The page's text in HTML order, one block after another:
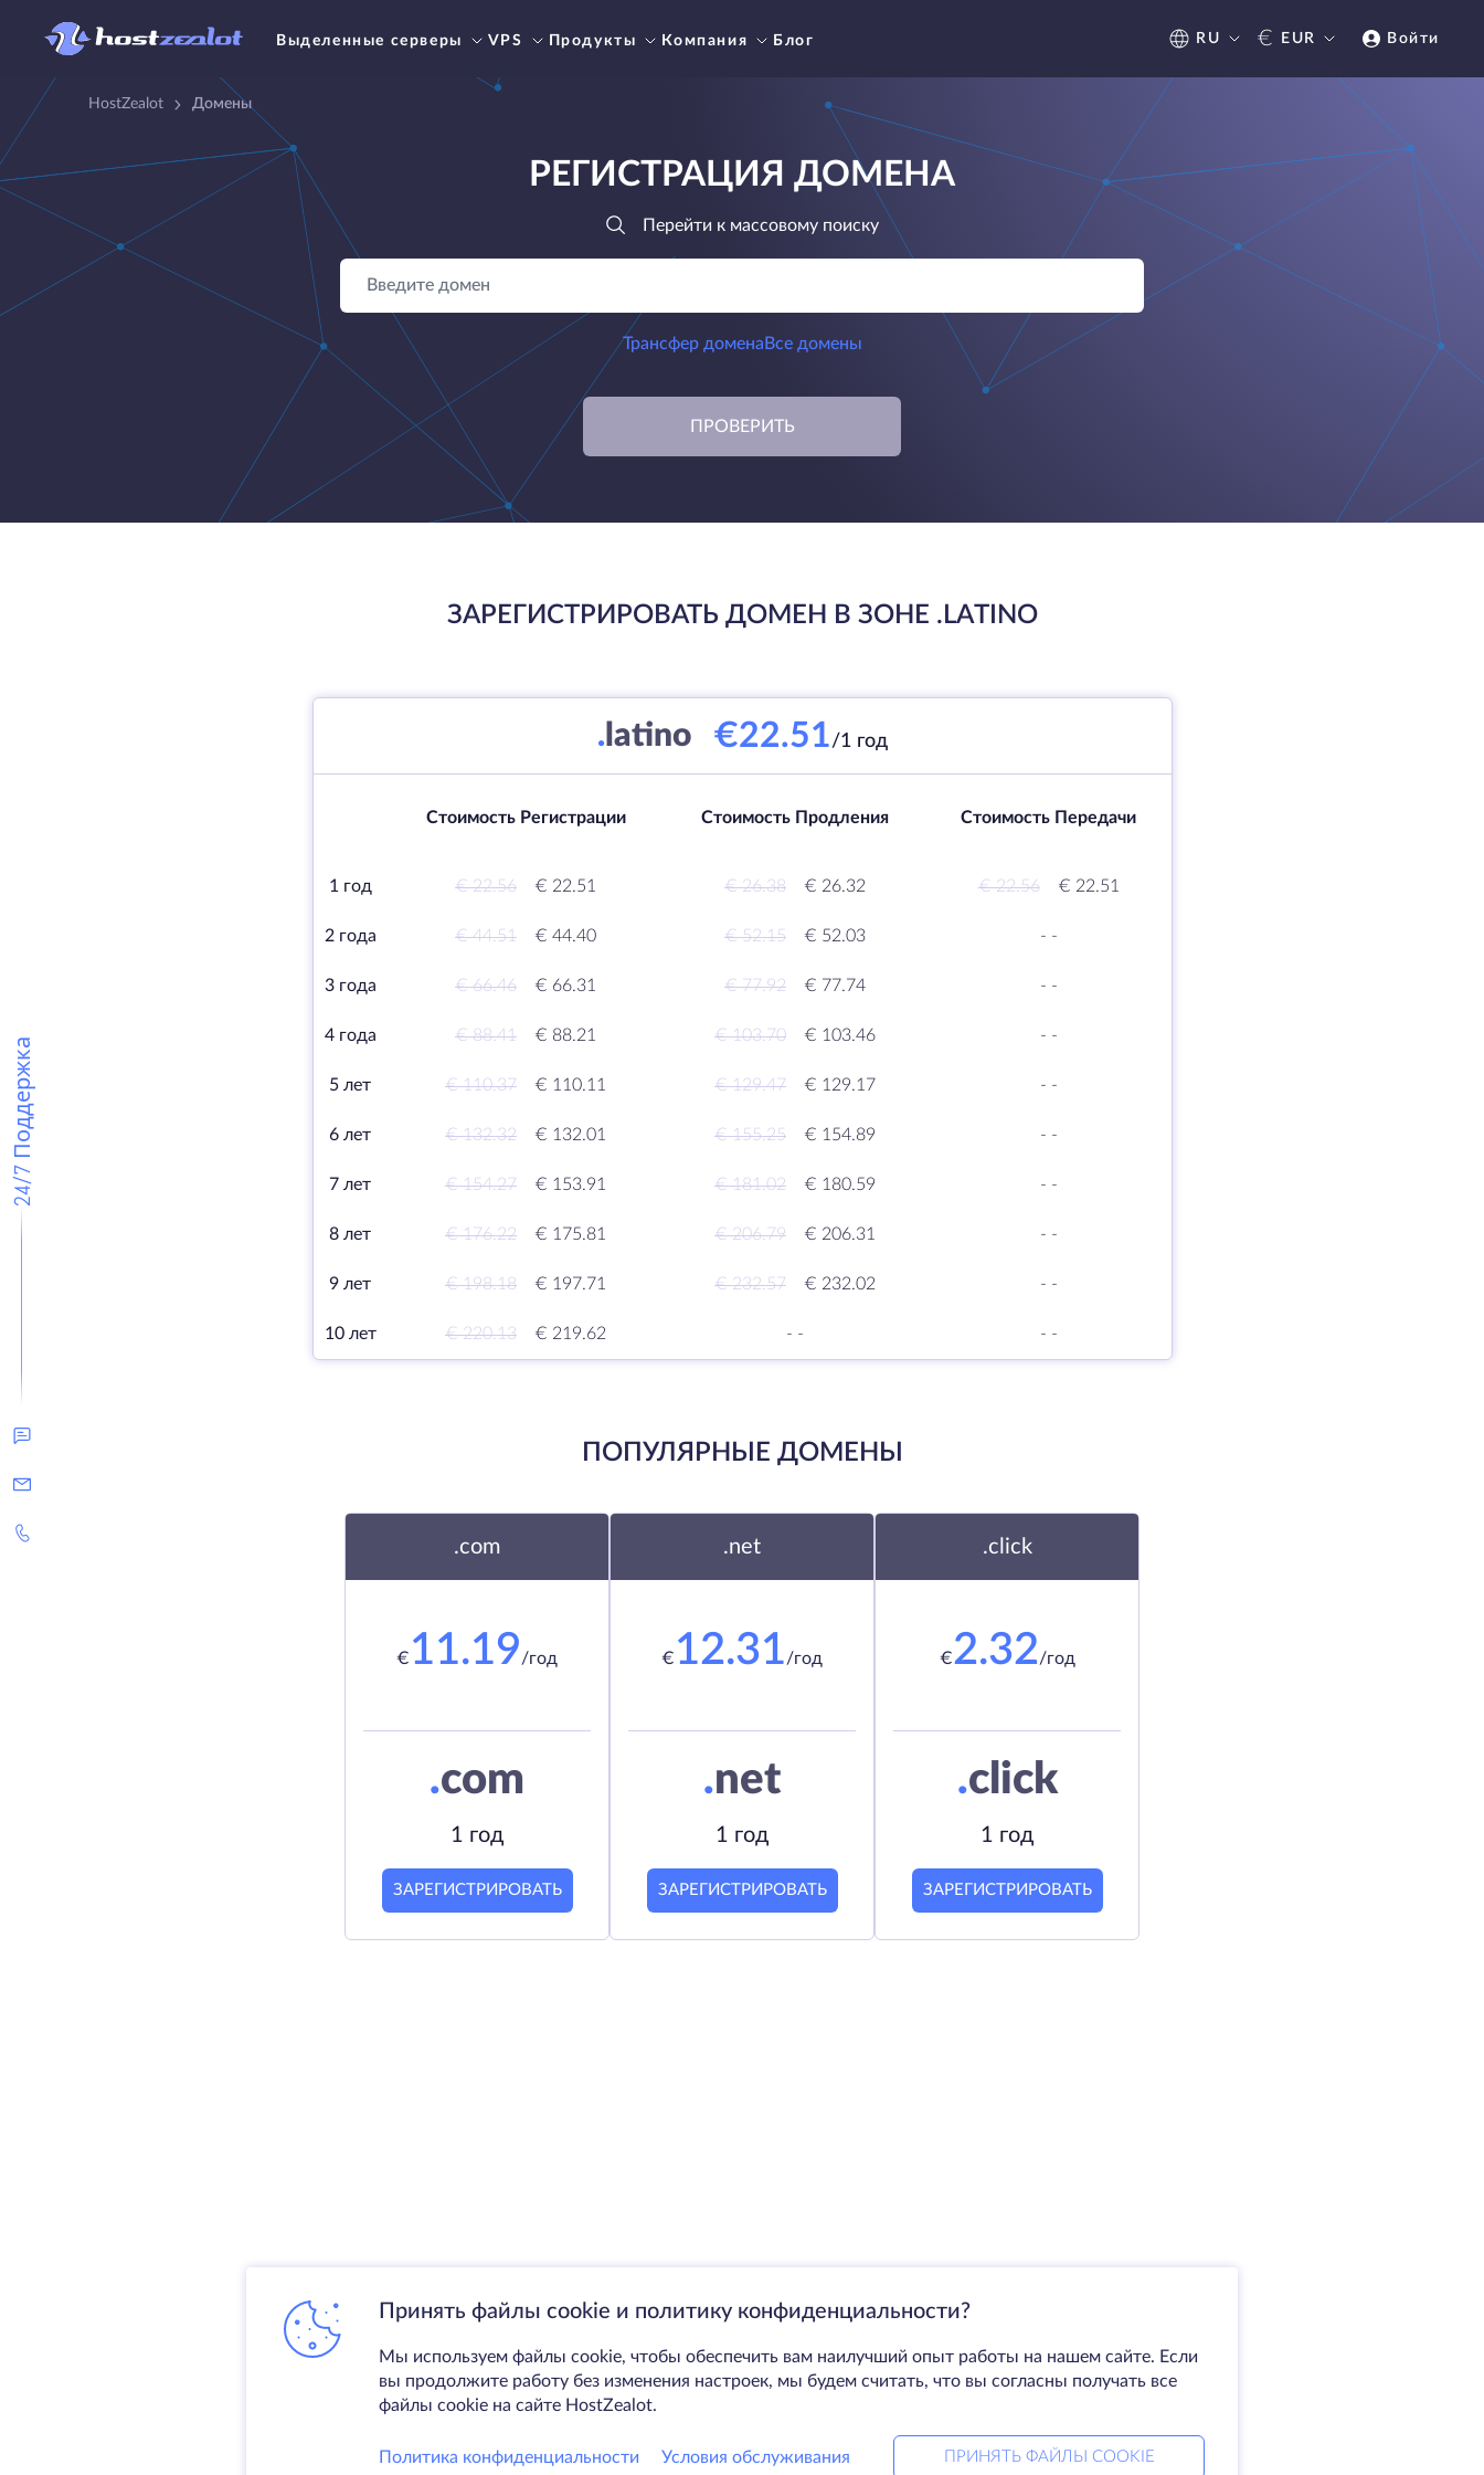
Выделенные серверы VPS Продукты Компания Блог RU € EUR Войти
24/7 Поддержка
HostZealot Домены
РЕГИСТРАЦИЯ ДОМЕНА
Перейти к массовому поиску
Трансфер домена Все домены
ПРОВЕРИТЬ
ЗАРЕГИСТРИРОВАТЬ ДОМЕН В ЗОНЕ .LATINO
.latino €22.51/1 год
Стоимость Регистрации Стоимость Продления Стоимость Передачи
1 год € 22.56 € 22.51 € 26.38 € 26.32 € 22.56 € 22.51
2 года € 44.51 € 44.40 € 52.15 € 52.03 - -
3 года € 66.46 € 66.31 € 77.92 € 77.74 - -
4 года € 88.41 € 88.21 € 103.70 € 103.46 - -
5 лет € 110.37 € 110.11 € 129.47 € 129.17 - -
6 лет € 132.32 € 132.01 € 155.25 € 154.89 - -
7 лет € 154.27 € 153.91 € 181.02 € 180.59 - -
8 лет € 176.22 € 175.81 € 206.79 € 206.31 - -
9 лет € 198.18 € 197.71 € 232.57 € 232.02 - -
10 лет € 220.13 € 219.62 - - - -
ПОПУЛЯРНЫЕ ДОМЕНЫ
.com
€ 11.19/год
.com
1 год
ЗАРЕГИСТРИРОВАТЬ
.net
€ 12.31/год
.net
1 год
ЗАРЕГИСТРИРОВАТЬ
.click
€2.32/год
.click
1 год
ЗАРЕГИСТРИРОВАТЬ
Принять файлы cookie и политику конфиденциальности?
Мы используем файлы cookie, чтобы обеспечить вам наилучший опыт работы на нашем сайте. Если
вы продолжите работу без изменения настроек, мы будем считать, что вы согласны получать все
файлы cookie на сайте HostZealot.
Политика конфиденциальности Условия обслуживания ПРИНЯТЬ ФАЙЛЫ COOKIE